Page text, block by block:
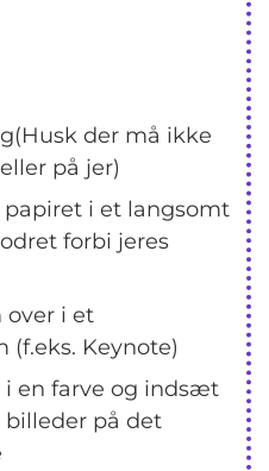
der må ikke
på jer)
i et langsomt
forbi jeres
over i et
(f.eks. Keynote)
i en farve og indsæt
billeder på det